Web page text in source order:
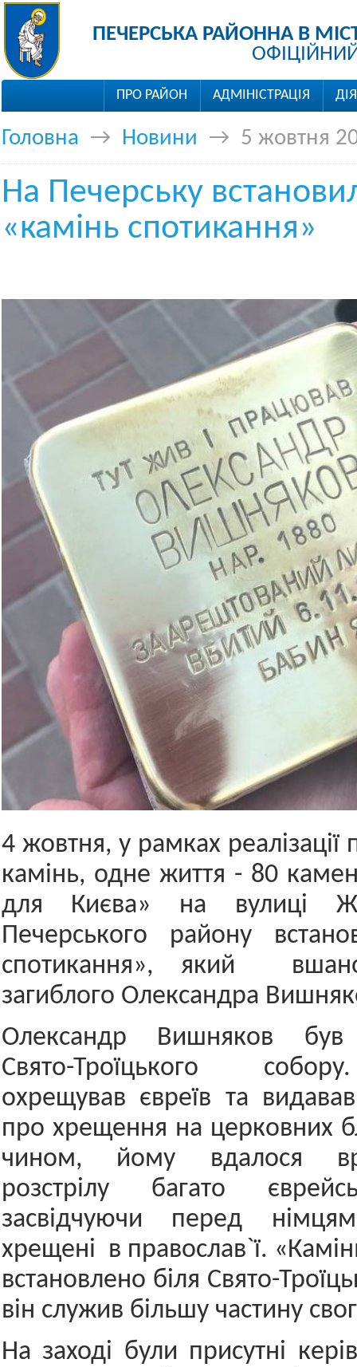
ПЕЧЕРСЬКА РАЙОННА В
ПРО РАЙОН АДМІНІСТРАЦІЯ
Головна → Новини → 5 жовтня
На Печерську
«камінь спотикання»
4 жовтня, у рамках
камінь, одне життя - 80
для Києва» на вулиці
Печерського району
спотикання», який
загиблого Олександра
Олександр Вишняков був
Свято-Троїцького
охрещував євреїв та
про хрещення на церковних
чином, йому вдалося
розстрілу багато
засвідчуючи перед
хрещені в православ`ї.
встановлено біля Свято-
він служив більшу частину
На заході були присутні